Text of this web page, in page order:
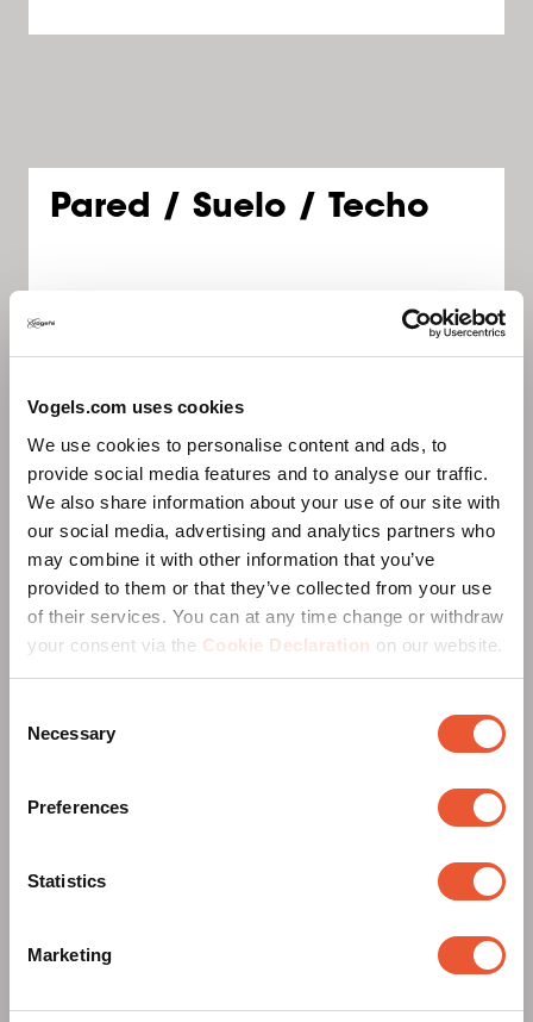
Vogels.com uses cookies
We use cookies to personalise content and ads, to
provide social media features and to analyse our traffic.
We also share information about your use of our site with
our social media, advertising and analytics partners who
may combine it with other information that you’ve
provided to them or that they’ve collected from your use
of their services. You can at any time change or withdraw
your consent via the Cookie Declaration on our website.
Selection
Necessary
Preferences
Statistics
Marketing
Pared / Suelo / Techo
Soluciones de montaje
inteligentes para cada
pantalla
Ya sea que desee montar en la pared, el suelo o el
techo—con Vogel’s siempre encontrará la solución
¿Prefiere montaje en pared? Opte por un soporte
plano, inclinable o full motion—opcionalmente con
Vogel’s ofrece sistemas de suspensión para una o
Dondequiera que necesite colocar su pantalla,
Electrica